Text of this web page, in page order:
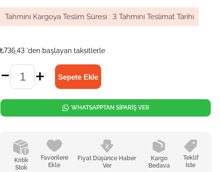
Tahmini Kargoya Teslim Süresi : 3 Tahmini Teslimat Tarihi
₺736,43 'den başlayan taksitlerle
Kritik
Stok
Favorilere
Ekle
Fiyat Düşünce Haber
Ver
Kargo
Bedava
Teklif
İste
WHATSAPPTAN SİPARİŞ VER